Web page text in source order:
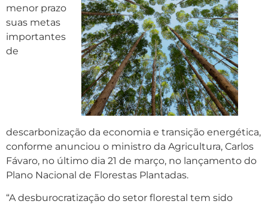
menor prazo
suas metas
importantes
de
descarbonização da economia e transição energética,
conforme anunciou o ministro da Agricultura, Carlos
Fávaro, no último dia 21 de março, no lançamento do
Plano Nacional de Florestas Plantadas.
“A desburocratização do setor florestal tem sido